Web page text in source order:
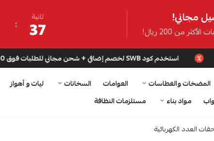
مجاني!
من 200 ريال! 36
ثانية
استخدم كود SWB لخصم إضافي + شحن مجاني للطلبات فوق 200 ريال
المضخات والغطاسات العوامات السخانات ليات و أهواز
مواد بناء مستلزمات النظافة
العدد الكهربائية